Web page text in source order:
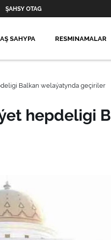
ŞAHSY OTAG
SAHYPA RESMINAMALAR
Balkan welaýatynda geçiriler
hepdeligi